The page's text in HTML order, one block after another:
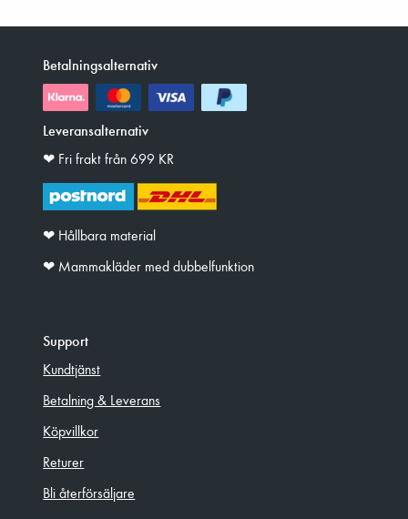
Betalningsalternativ
Leveransalternativ
❤︎ Fri frakt från 699 KR
❤︎ Hållbara material
❤︎ Mammakläder med dubbelfunktion
Support
Kundtjänst
Betalning & Leverans
Köpvillkor
Returer
Bli återförsäljare